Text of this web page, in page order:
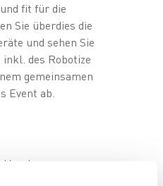
fit für die
Sie überdies die
und sehen Sie
des Robotize
gemeinsamen
Event ab.